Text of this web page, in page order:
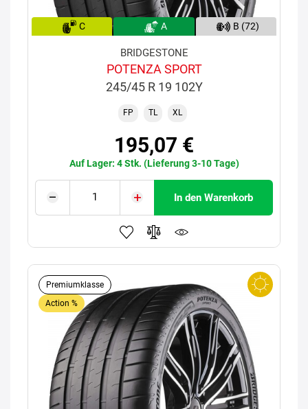
C A B (72)
BRIDGESTONE
POTENZA SPORT
245/45 R 19 102Y
FP TL XL
195,07 €
Auf Lager: 4 Stk. (Lieferung 3-10 Tage)
In den Warenkorb
Premiumklasse
Action %